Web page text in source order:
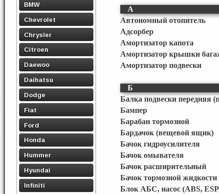
BMW
Chevrolet
Chrysler
Citroen
Daewoo
Daihatsu
Dodge
Fiat
Ford
Honda
Hummer
Hyundai
Infiniti
А
Автономный отопитель
Адсорбер
Амортизатор капота
Амортизатор крышки
Амортизатор подвески
Б
Балка подвески передняя
Бампер
Барабан тормозной
Бардачок (вещевой ящик)
Бачок гидроусилителя
Бачок омывателя
Бачок расширительный
Бачок тормозной жидкости
Блок АБС, насос (ABS,